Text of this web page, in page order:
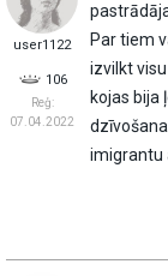
user1122
106
Reģ:
07.04.2022
Par tiem
izvilkt
kojas bija
imigrantu